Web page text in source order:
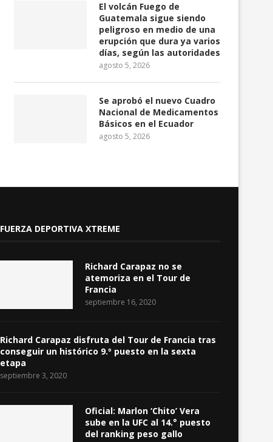
El volcán Fuego de
Guatemala sigue siendo
peligroso en medio de una
erupción que dura ya varios
días, según las autoridades
agosto 5, 2026
Se aprobó el nuevo Cuadro
Nacional de Medicamentos
Básicos en el Ecuador
agosto 5, 2026
FUERZA DEPORTIVA XTREME
Richard Carapaz no se
atemoriza en el Tour de
Francia
septiembre 16, 2020
Richard Carapaz disfruta del Tour de Francia tras
conseguir un histórico 9.º puesto en la sexta
etapa
septiembre 3, 2020
Oficial: Marlon ‘Chito’ Vera
sube en la UFC al 14.° puesto
del ranking peso gallo